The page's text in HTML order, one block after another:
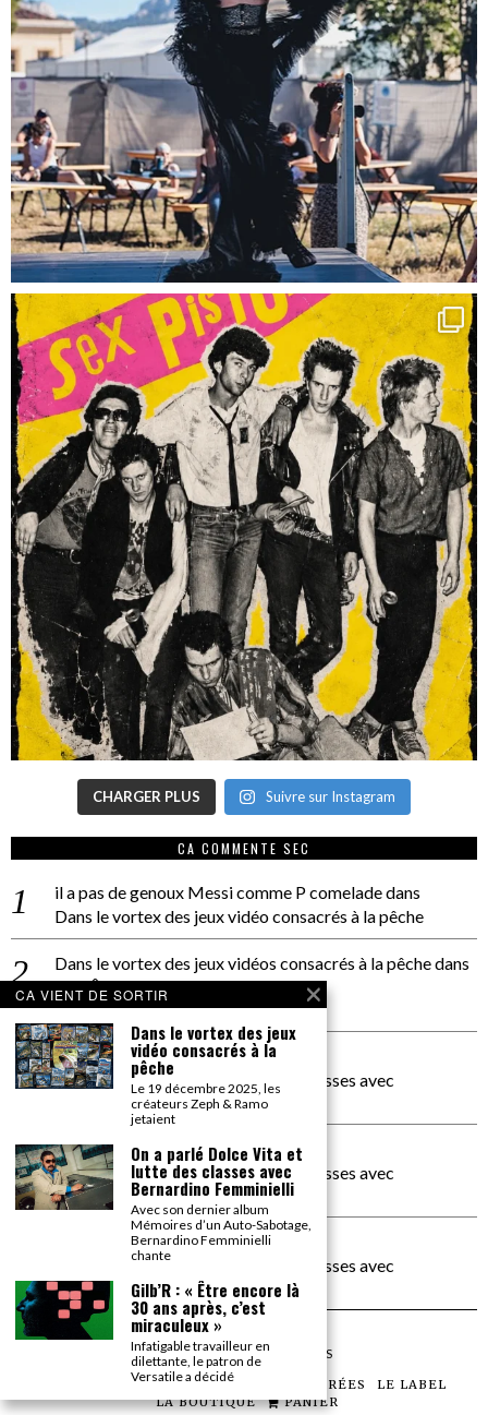
CHARGER PLUS Suivre sur Instagram
CA COMMENTE SEC
il a pas de genoux Messi comme P comeladedans
Dans le vortex des jeux vidéo consacrés à la pêche
Dans le vortex des jeux vidéos consacrés à la pêchedans
PACÔME THIELLEMENT
La séance d’Hip Gnose
La Patrie
dans
On a parlé Dolce Vita et lutte des classes avec
Bernardino Femminielli
carte noire negra à l'o tiededans
On a parlé Dolce Vita et lutte des classes avec
Bernardino Femminielli
moise et son mascarédans
On a parlé Dolce Vita et lutte des classes avec
Bernardino Femminielli
©2026TOUS DROITS RÉSERVÉS
LES ARTICLES LE MAGAZINE LES SOIRÉES
LE LABEL
LA BOUTIQUE
PANIER
CA VIENT DE SORTIR
Dans le vortex des jeux
vidéo consacrés à la
pêche
Le 19 décembre 2025, les
créateurs Zeph & Ramo
jetaient
On a parlé Dolce Vita et
lutte des classes avec
Bernardino Femminielli
Avec son dernier album
Mémoires d’un Auto-Sabotage,
Bernardino Femminielli
chante
Gilb’R : « Être encore là
30 ans après, c’est
miraculeux »
Infatigable travailleur en
dilettante, le patron de
Versatile a décidé